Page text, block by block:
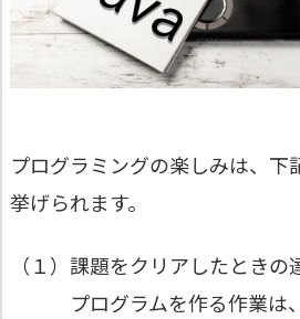
プログラミングの楽しみは、下
挙げられます。
（１）課題をクリアしたときの
プログラムを作る作業は、